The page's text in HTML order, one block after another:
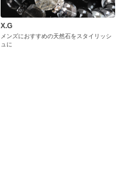
X.G
メンズにおすすめの天然石をスタイリッシ
ュに